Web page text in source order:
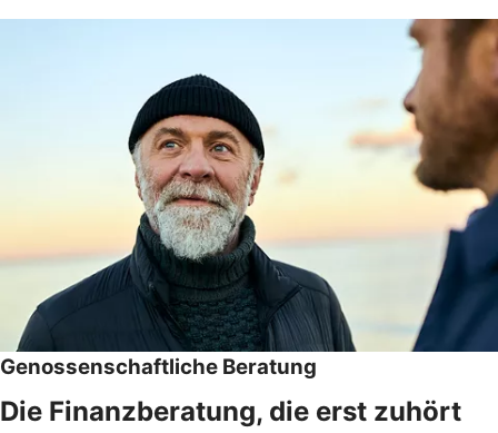
Genossenschaftliche Beratung
Die Finanzberatung, die erst zuhört